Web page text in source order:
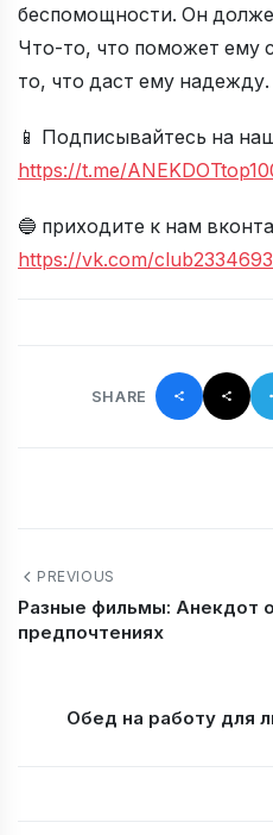
беспомощности. Он
Что-то, что поможет ему
то, что даст ему надежду.
📱 Подписывайтесь на
https://t.me/
🔵 приходите к нам
https://vk.com/
SHARE
PREVIOUS
Разные фильмы: Анекдот
предпочтениях
Обед на работу для